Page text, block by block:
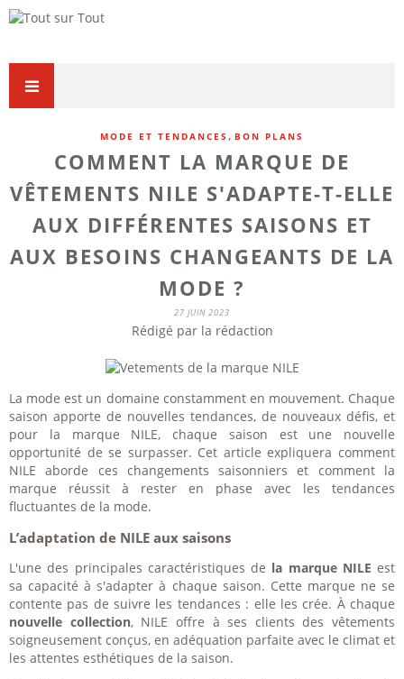
MODE ET TENDANCES , BON PLANS
COMMENT LA MARQUE DE
VÊTEMENTS NILE S'ADAPTE-T-ELLE
AUX DIFFÉRENTES SAISONS ET
AUX BESOINS CHANGEANTS DE LA
MODE ?
27 JUIN 2023
Rédigé par la rédaction
La mode est un domaine constamment en mouvement. Chaque
saison apporte de nouvelles tendances, de nouveaux défis, et
pour la marque NILE, chaque saison est une nouvelle
opportunité de se surpasser. Cet article expliquera comment
NILE aborde ces changements saisonniers et comment la
marque réussit à rester en phase avec les tendances
fluctuantes de la mode.
L’adaptation de NILE aux saisons
L'une des principales caractéristiques de la marque NILE est
sa capacité à s'adapter à chaque saison. Cette marque ne se
contente pas de suivre les tendances : elle les crée. À chaque
nouvelle collection, NILE offre à ses clients des vêtements
soigneusement conçus, en adéquation parfaite avec le climat et
les attentes esthétiques de la saison.